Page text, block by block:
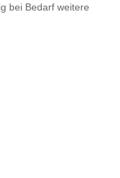
bei Bedarf weitere